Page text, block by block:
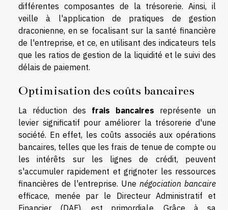
différentes composantes de la trésorerie. Ainsi, il
veille à l'application de pratiques de gestion
draconienne, en se focalisant sur la santé financière
de l'entreprise, et ce, en utilisant des indicateurs tels
que les ratios de gestion de la liquidité et le suivi des
délais de paiement.
Optimisation des coûts bancaires
La réduction des frais bancaires représente un
levier significatif pour améliorer la trésorerie d'une
société. En effet, les coûts associés aux opérations
bancaires, telles que les frais de tenue de compte ou
les intérêts sur les lignes de crédit, peuvent
s'accumuler rapidement et grignoter les ressources
financières de l'entreprise. Une négociation bancaire
efficace, menée par le Directeur Administratif et